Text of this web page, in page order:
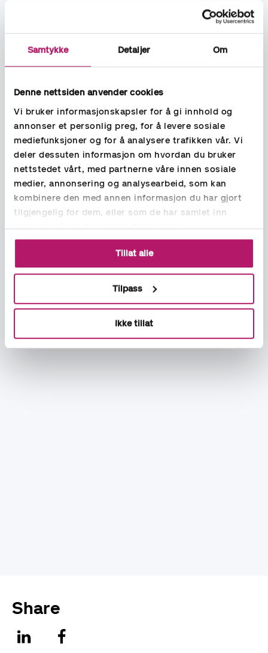
Samtykke Detaljer Om
Denne nettsiden anvender cookies
Vi bruker informasjonskapsler for å gi innhold og
annonser et personlig preg, for å levere sosiale
mediefunksjoner og for å analysere trafikken vår. Vi
deler dessuten informasjon om hvordan du bruker
nettstedet vårt, med partnerne våre innen sosiale
medier, annonsering og analysearbeid, som kan
kombinere den med annen informasjon du har gjort
tilgjengelig for dem, eller som de har samlet inn
gjennom din bruk av tjenestene deres.
Tillat alle
Tilpass
Ikke tillat
Konvertering av fordringer til aksjekapital
anses som tap.
på krav
Kravet må ha oppstått i næringen. Det kan være problemer
med fradrag hvis for eksempel lån til andre ikke anses som en
del av næringsdriften.
Share